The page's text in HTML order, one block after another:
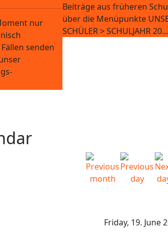
nur
senden
Beiträge aus früheren
über die Menüpunkte
SCHÜLER > SCHULJAHR
Friday, 19. June